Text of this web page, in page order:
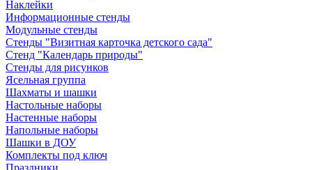
Наклейки
Информационные стенды
Модульные стенды
Стенды "Визитная карточка детского сада"
Стенд "Календарь природы"
Стенды для рисунков
Ясельная группа
Шахматы и шашки
Настольные наборы
Настенные наборы
Напольные наборы
Шашки в ДОУ
Комплекты под ключ
Праздники